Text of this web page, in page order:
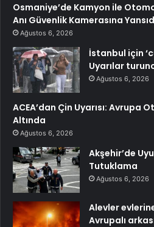
Osmaniye’de Kamyon ile
Anı Güvenlik Kamerasına
Ağustos 6, 2026
İstanbul için
Uyarılar
Ağustos 6, 2026
ACEA’dan Çin Uyarısı:
Altında
Ağustos 6, 2026
Akşehir’de
Tutuklama
Ağustos 6, 2026
Alevler
Avrupalı